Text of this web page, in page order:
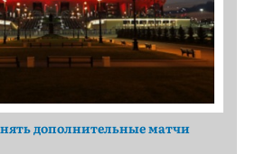
дополнительные матчи